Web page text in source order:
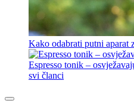
Kako odabrati putni aparat
Espresso tonik –
svi članci